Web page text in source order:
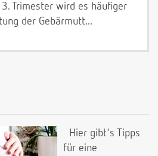
Trimester wird es häufiger
der Gebärmutt...
Hier gibt's Tipps
für eine